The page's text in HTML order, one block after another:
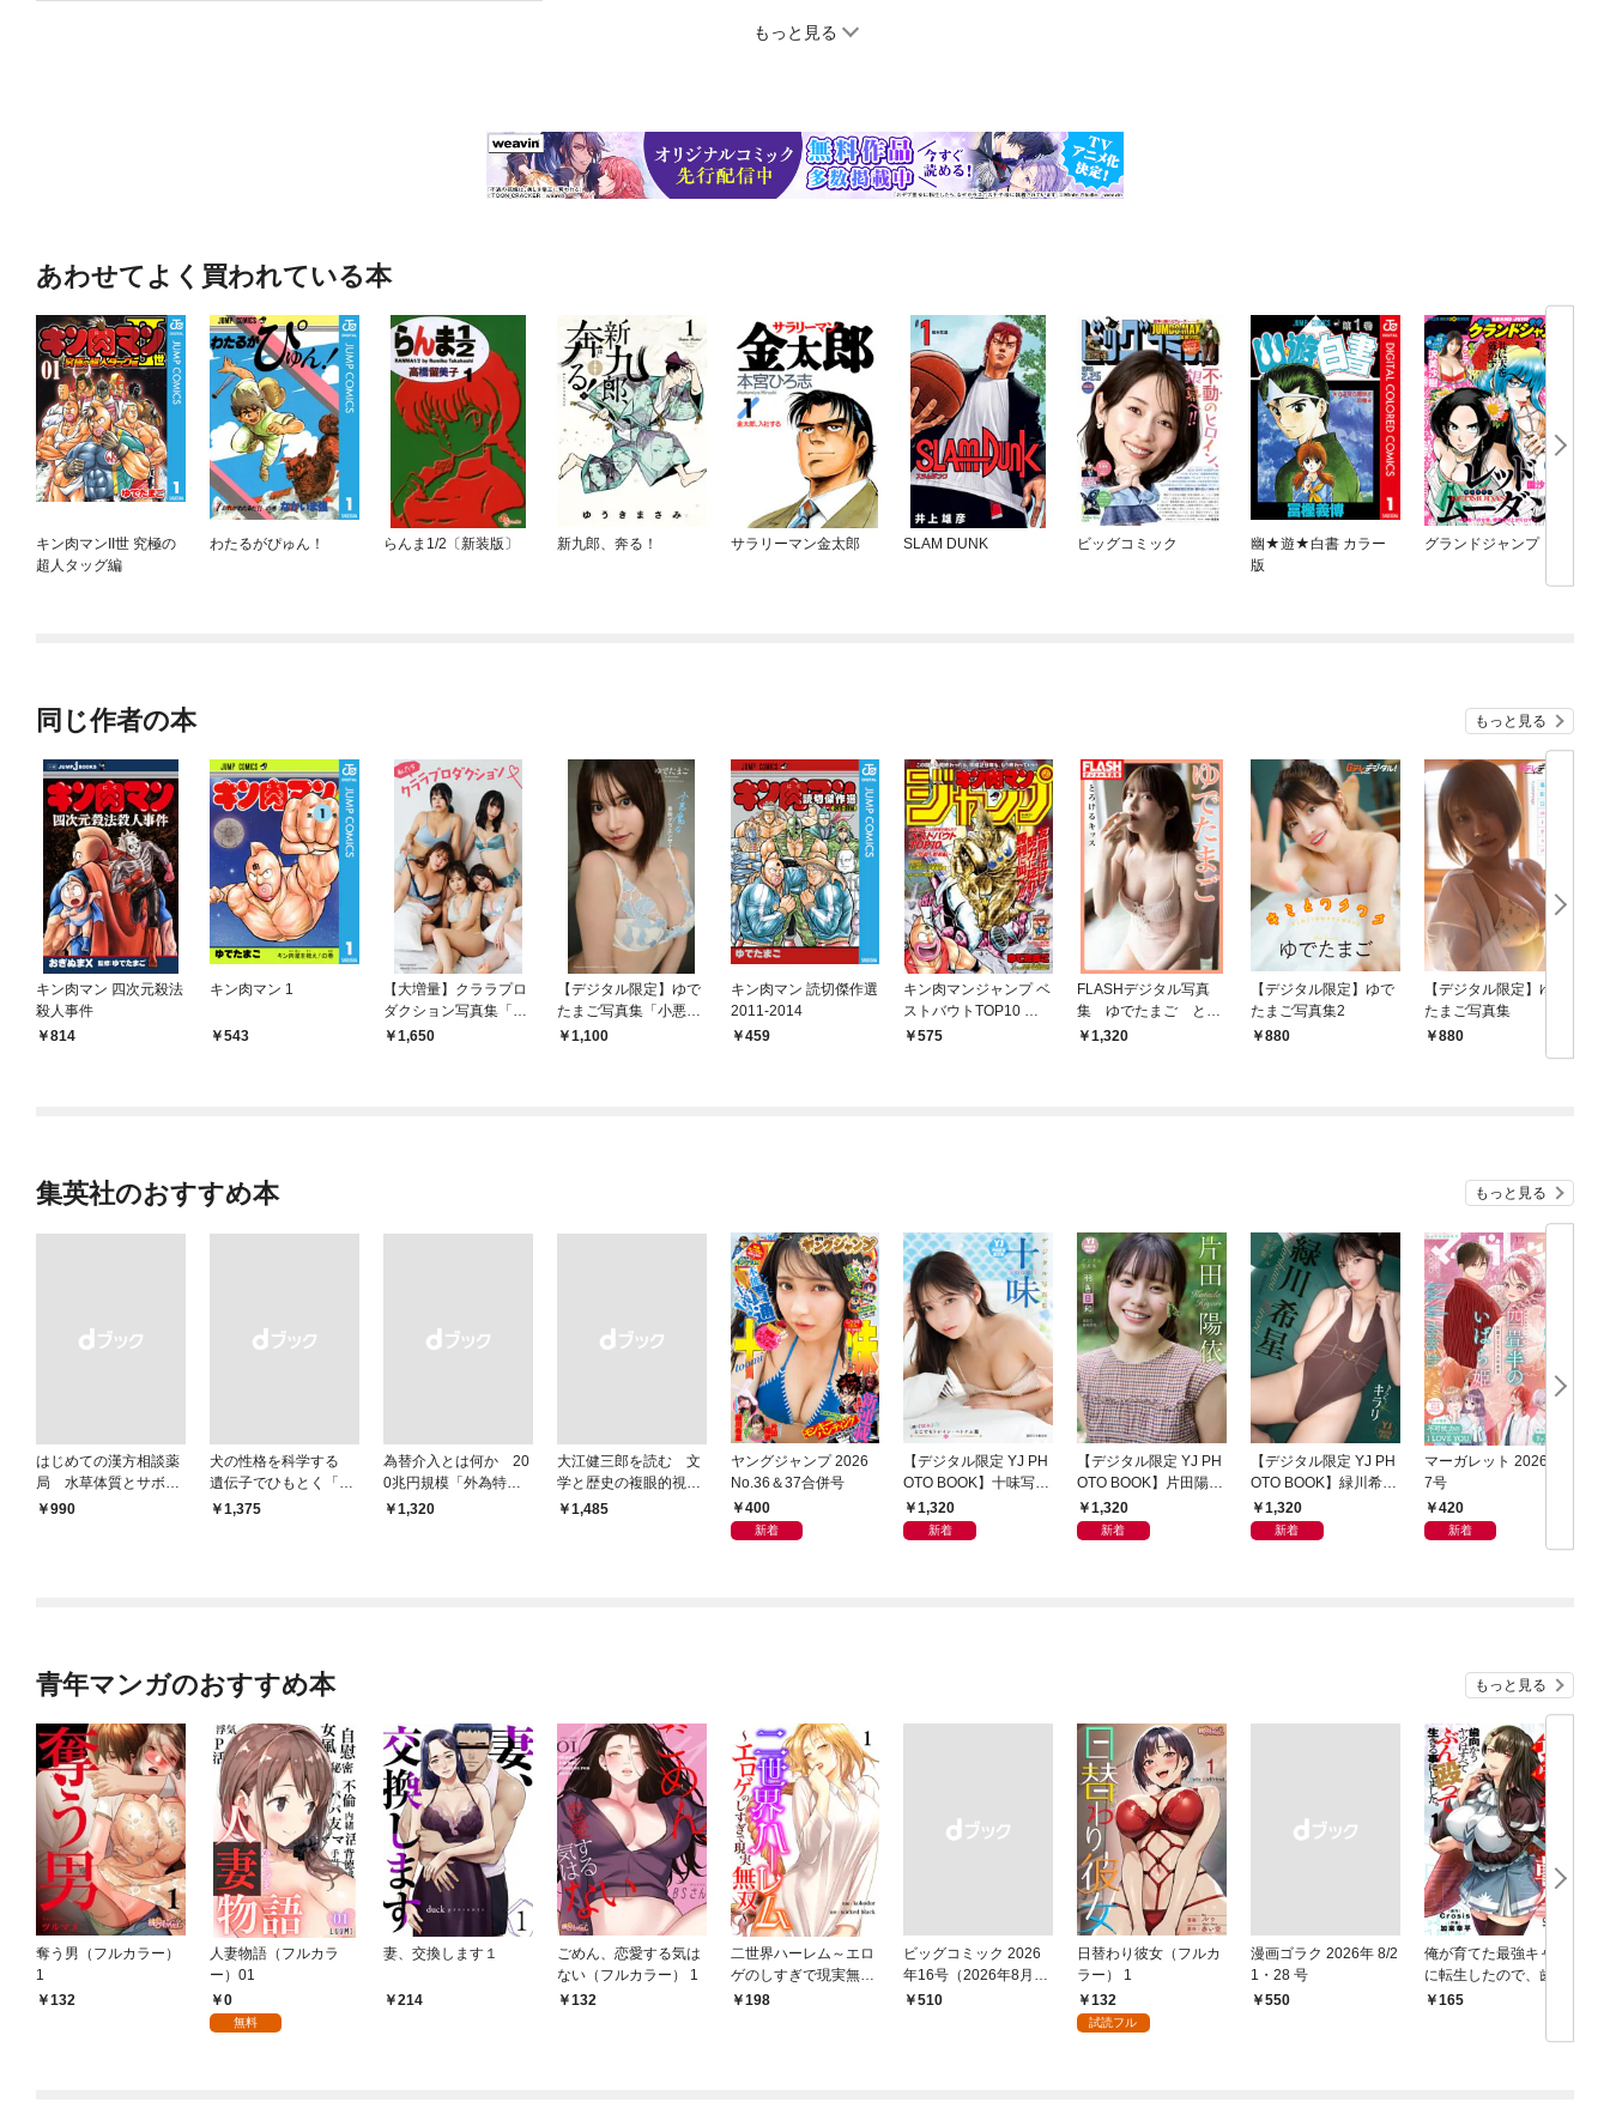
もっと見る
あわせてよく買われている本
キン肉マンII世 究極の
超人タッグ編
わたるがぴゅん！ らんま1/2〔新装版〕 新九郎、奔る！ サラリーマン金太郎 SLAM DUNK ビッグコミック
幽★遊★白書 カラー
版
グランドジャンプ
同じ作者の本 もっと見る
キン肉マン 四次元殺法
殺人事件
814
キン肉マン 1
543
【大増量】クララプロ
ダクション写真集「私
たちクララプロダクシ
1,650
【デジタル限定】ゆで
たまご写真集「小悪魔
な最胸グラエンサー」
1,100
キン肉マン 読切傑作選
2011-2014
459
キン肉マンジャンプ ベ
ストバウトTOP10 完
璧超人始祖編
575
FLASHデジタル写真
集 ゆでたまご とろ
けるキッス
1,320
【デジタル限定】ゆで
たまご写真集2
880
【デジタル限定】ゆで
たまご写真集
880
集英社のおすすめ本 もっと見る
はじめての漢方相談薬
局 水草体質とサボテ
ン体質
￥990
犬の性格を科学する
遺伝子でひもとく「最
良の友」の進化
￥1,375
為替介入とは何か 20
0兆円規模「外為特
会」が生まれた謎
￥1,320
大江健三郎を読む 文
学と歴史の複眼的視点
から
￥1,485
ヤングジャンプ 2026
No.36＆37合併号
400
新着
【デジタル限定 YJ PH
OTO BOOK】十味写真
集「続・『ぽみ』！？
どこでもトレイン・ベ
1,320
新着
【デジタル限定 YJ PH
OTO BOOK】片田陽依
写真集「羽色日和」
1,320
新着
【デジタル限定 YJ PH
OTO BOOK】緑川希星
写真集「きらら、キラ
リ」
1,320
新着
マーガレット 2026年1
7号
420
新着
青年マンガのおすすめ本 もっと見る
奪う男（フルカラー）
1
132
人妻物語（フルカラ
ー）01
0
無料
妻、交換します１
214
ごめん、恋愛する気は
ない（フルカラー） 1
132
二世界ハーレム～エロ
ゲのしすぎで現実無双
～１198
ビッグコミック 2026
年16号（2026年8月7
日発売）
￥510
日替わり彼女（フルカ
ラー） 1
132
試読フル
漫画ゴラク 2026年 8/2
1・28 号
￥550
俺が育てた最強キャラ
に転生したので、歯向
かうヤツはすべてぶん
165